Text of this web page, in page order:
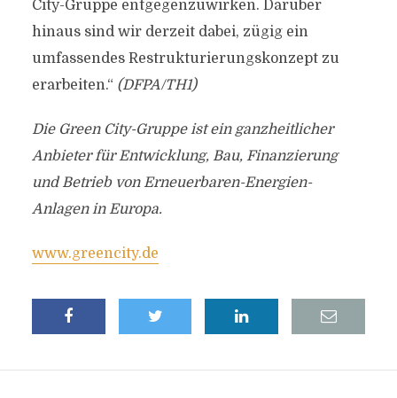
City-Gruppe entgegenzuwirken. Darüber
hinaus sind wir derzeit dabei, zügig ein
umfassendes Restrukturierungskonzept zu
erarbeiten.“ (DFPA/TH1)
Die Green City-Gruppe ist ein ganzheitlicher
Anbieter für Entwicklung, Bau, Finanzierung
und Betrieb von Erneuerbaren-Energien-
Anlagen in Europa.
www.greencity.de